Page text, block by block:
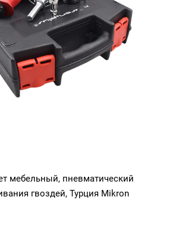
мебельный, пневматический
гвоздей, Турция Mikron